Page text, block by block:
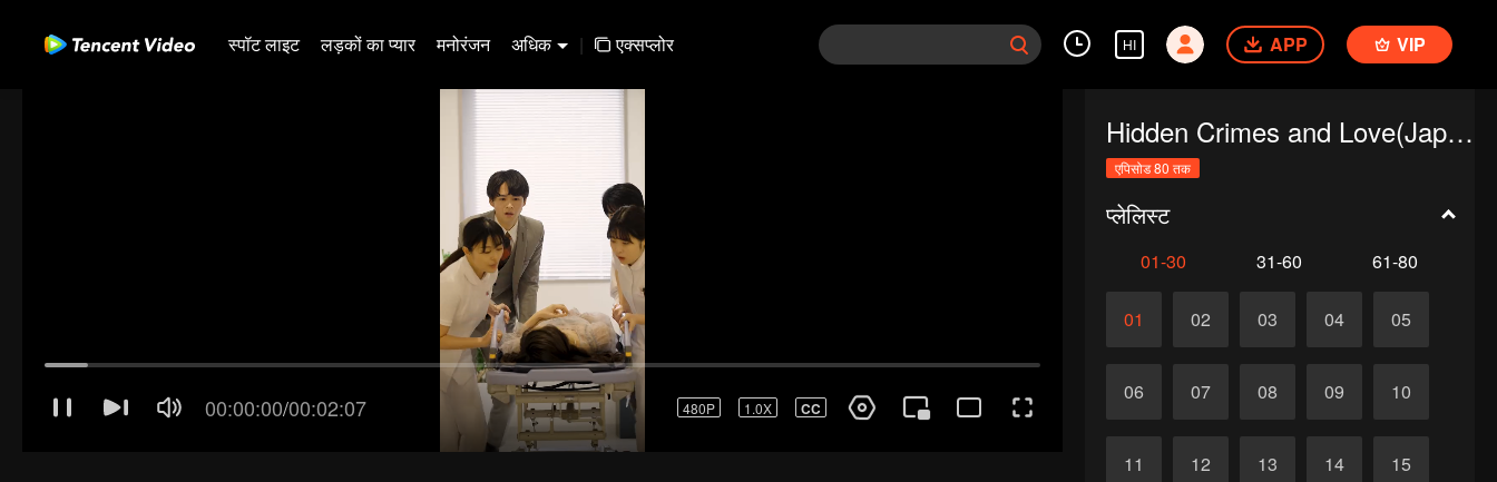
स्पॉट लाइट लड़कों का प्यार मनोरंजन अधिक | एक्सप्लोर HI APP VIP
Hidden Crimes and Love(Japanese Ver.)
एपिसोड 80 तक
प्लेलिस्ट
01-30 31-60 61-80
01 02 03 04 05
06 07 08 09 10
11 12 13 14 15